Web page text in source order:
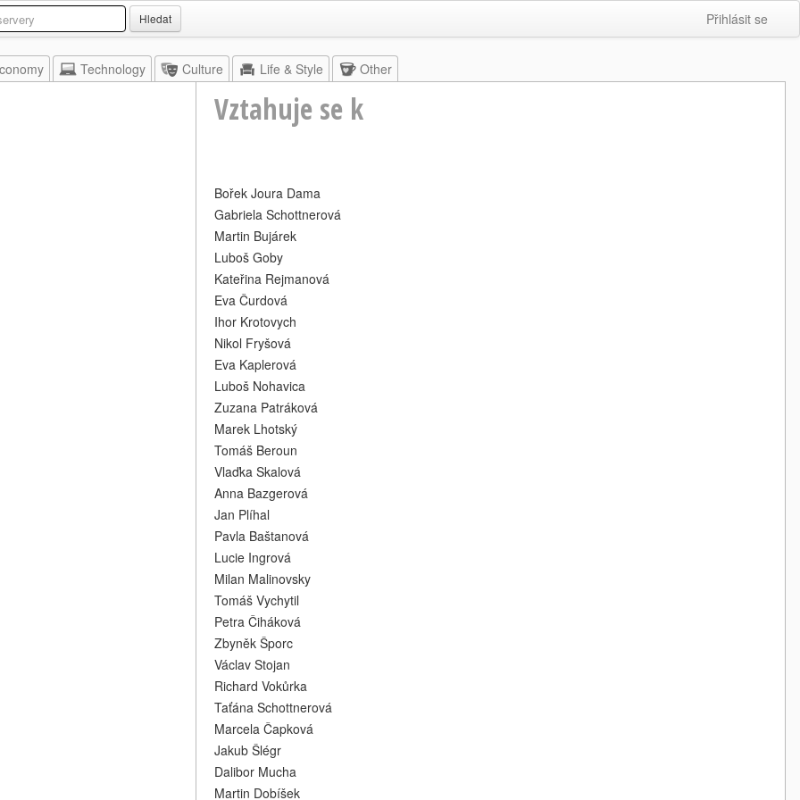
Hledat Přihlásit se
Technology Culture Life & Style Other
Vztahuje se k
Bořek Joura Dama
Gabriela Schottnerová
Martin Bujárek
Luboš Goby
Kateřina Rejmanová
Eva Čurdová
Ihor Krotovych
Nikol Fryšová
Eva Kaplerová
Luboš Nohavica
Zuzana Patráková
Marek Lhotský
Tomáš Beroun
Vlaďka Skalová
Anna Bazgerová
Jan Plíhal
Pavla Baštanová
Lucie Ingrová
Milan Malinovsky
Tomáš Vychytil
Petra Čiháková
Zbyněk Šporc
Václav Stojan
Richard Vokůrka
Taťána Schottnerová
Marcela Čapková
Jakub Šlégr
Dalibor Mucha
Martin Dobíšek